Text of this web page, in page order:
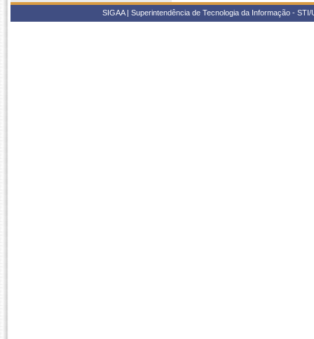
SIGAA | Superintendência de Tecnologia da Informação -